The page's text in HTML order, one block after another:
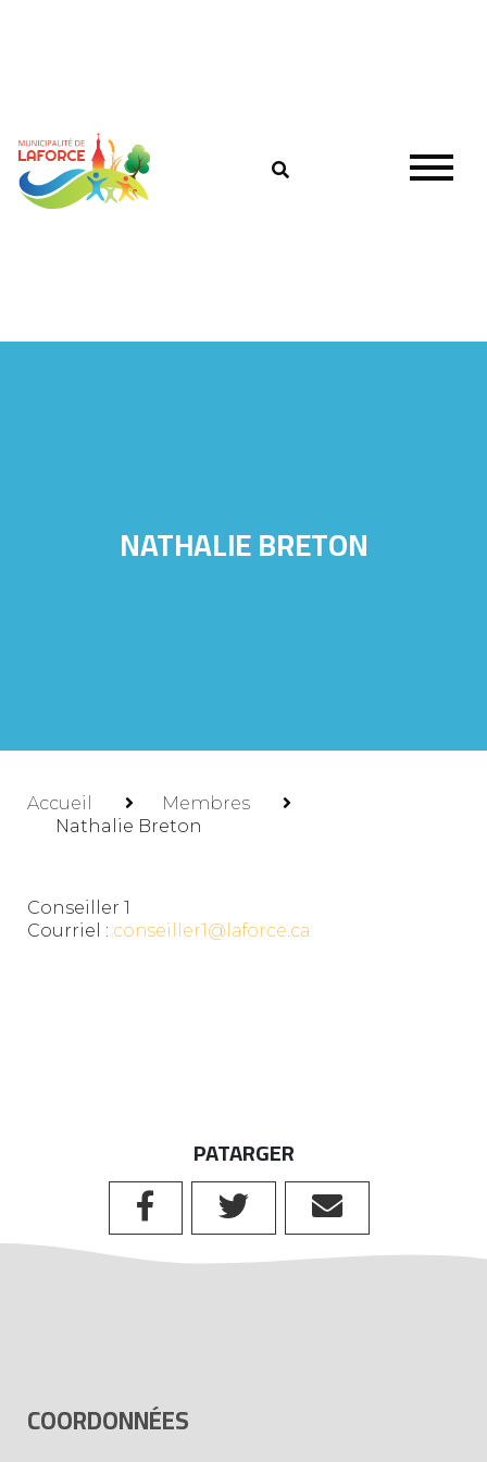
NATHALIE BRETON
Accueil
Membres
Nathalie Breton
Conseiller 1
Courriel : conseiller1@laforce.ca
PATARGER
COORDONNÉES